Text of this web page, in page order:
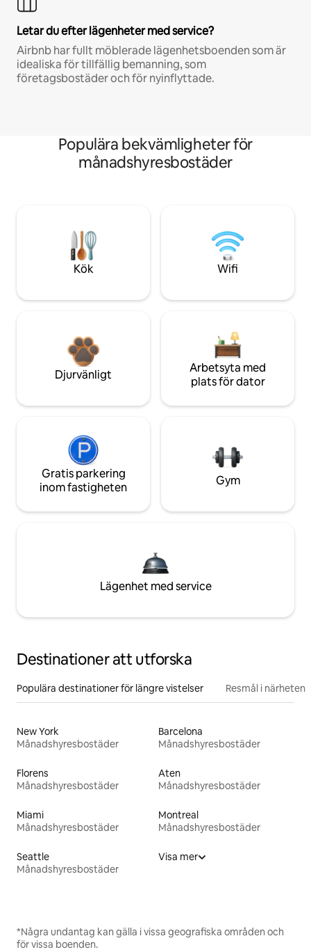
Letar du efter lägenheter med service?
Airbnb har fullt möblerade lägenhetsboenden som är
idealiska för tillfällig bemanning, som
företagsbostäder och för nyinflyttade.
Populära bekvämligheter för
månadshyresbostäder
Kök Wifi
Djurvänligt
Arbetsyta med
plats för dator
Gratis parkering
inom fastigheten
Gym
Lägenhet med service
Destinationer att utforska
Populära destinationer för längre vistelser Resmål i närheten
New York
Månadshyresbostäder
Barcelona
Månadshyresbostäder
Florens
Månadshyresbostäder
Aten
Månadshyresbostäder
Miami
Månadshyresbostäder
Montreal
Månadshyresbostäder
Seattle
Månadshyresbostäder
Visa mer
*Några undantag kan gälla i vissa geografiska områden och
för vissa boenden.